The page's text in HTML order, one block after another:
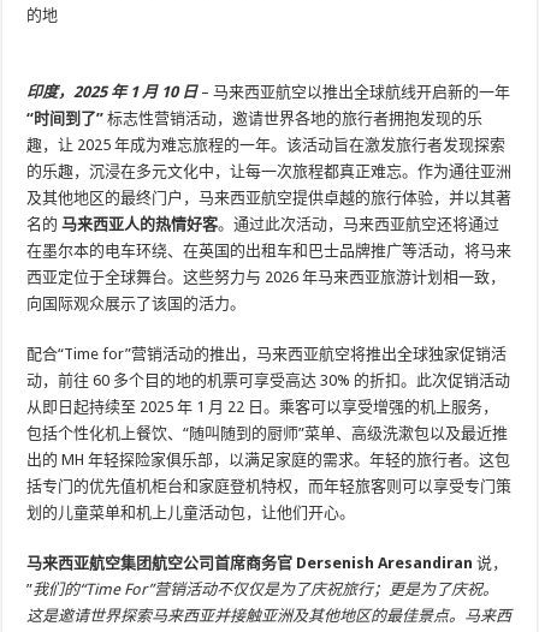
的地
印度，2025 年 1 月 10 日– 马来西亚航空以推出全球航线开启新的一年
“时间到了” 标志性营销活动，邀请世界各地的旅行者拥抱发现的乐
趣，让 2025 年成为难忘旅程的一年。该活动旨在激发旅行者发现探索
的乐趣，沉浸在多元文化中，让每一次旅程都真正难忘。作为通往亚洲
及其他地区的最终门户，马来西亚航空提供卓越的旅行体验，并以其著
名的马来西亚人的热情好客。通过此次活动，马来西亚航空还将通过
在墨尔本的电车环绕、在英国的出租车和巴士品牌推广等活动，将马来
西亚定位于全球舞台。这些努力与 2026 年马来西亚旅游计划相一致，
向国际观众展示了该国的活力。
配合“Time for”营销活动的推出，马来西亚航空将推出全球独家促销活
动，前往 60 多个目的地的机票可享受高达 30% 的折扣。此次促销活动
从即日起持续至 2025 年 1 月 22 日。乘客可以享受增强的机上服务，
包括个性化机上餐饮、“随叫随到的厨师”菜单、高级洗漱包以及最近推
出的 MH 年轻探险家俱乐部，以满足家庭的需求。年轻的旅行者。这包
括专门的优先值机柜台和家庭登机特权，而年轻旅客则可以享受专门策
划的儿童菜单和机上儿童活动包，让他们开心。
马来西亚航空集团航空公司首席商务官 Dersenish Aresandiran说，
”我们的“Time For”营销活动不仅仅是为了庆祝旅行；更是为了庆祝。
这是邀请世界探索马来西亚并接触亚洲及其他地区的最佳景点。马来西